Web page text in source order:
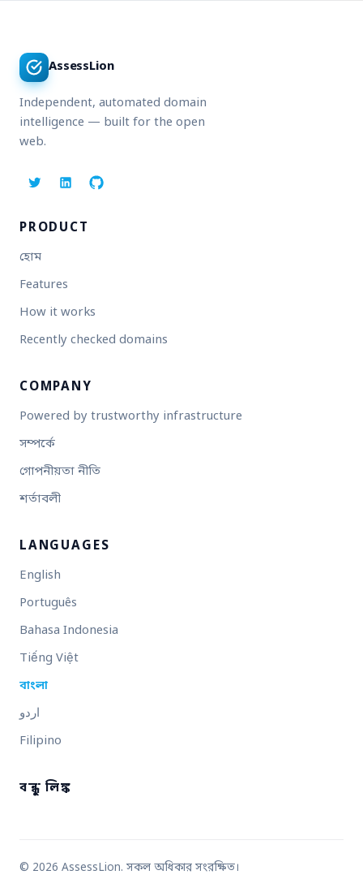
AssessLion
Independent, automated domain
intelligence — built for the open
web.
PRODUCT
হোম
Features
How it works
Recently checked domains
COMPANY
Powered by trustworthy infrastructure
সম্পর্কে
গোপনীয়তা নীতি
শর্তাবলী
LANGUAGES
English
Português
Bahasa Indonesia
Tiếng Việt
বাংলা
اردو
Filipino
বন্ধু লিঙ্ক
© 2026 AssessLion. সকল অধিকার সংরক্ষিত।